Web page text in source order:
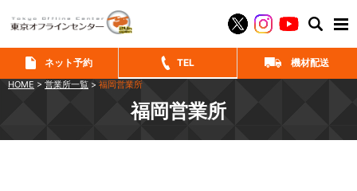
ネット予約 TEL 機材配送
HOME > 営業所一覧 > 福岡営業所
福岡営業所